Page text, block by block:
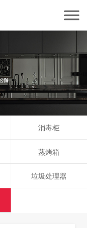
消毒柜
蒸烤箱
垃圾处理器